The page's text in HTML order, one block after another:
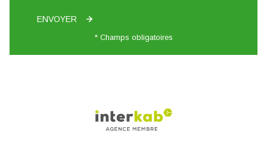
ENVOYER
* Champs obligatoires